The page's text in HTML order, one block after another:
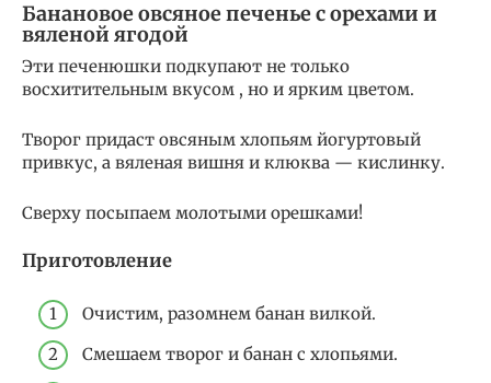
Банановое овсяное печенье с орехами и
вяленой ягодой
Эти печенюшки подкупают не только
восхитительным вкусом , но и ярким цветом.
Творог придаст овсяным хлопьям йогуртовый
привкус, а вяленая вишня и клюква — кислинку.
Сверху посыпаем молотыми орешками!
Приготовление
Очистим, разомнем банан вилкой.
Смешаем творог и банан с хлопьями.